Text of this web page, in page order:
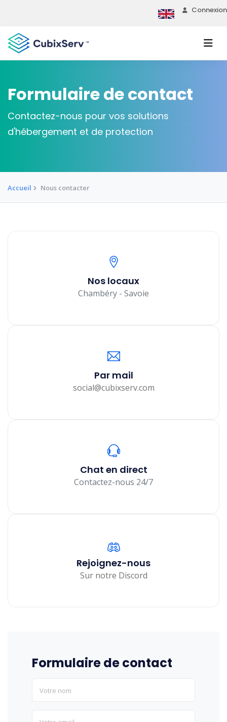
Connexion
Formulaire de contact
Contactez-nous pour vos solutions
d'hébergement et de protection
Accueil Nous contacter
Nos locaux
Chambéry - Savoie
Par mail
social@cubixserv.com
Chat en direct
Contactez-nous 24/7
Rejoignez-nous
Sur notre Discord
Formulaire de contact